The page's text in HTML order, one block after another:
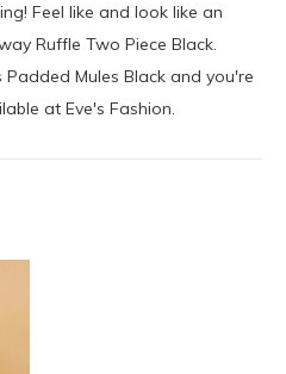
Feel like and look like an
Ruffle Two Piece Black.
Mules Black and you're
at Eve's Fashion.